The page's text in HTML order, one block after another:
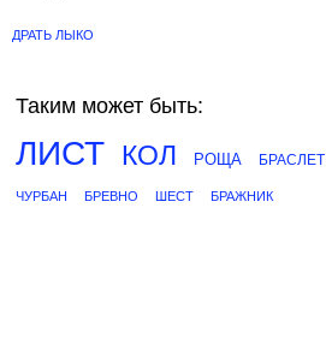
ДРАТЬ ЛЫКО
Таким может быть:
ЛИСТ КОЛ РОЩА БРАСЛЕТ
ЧУРБАН БРЕВНО ШЕСТ БРАЖНИК